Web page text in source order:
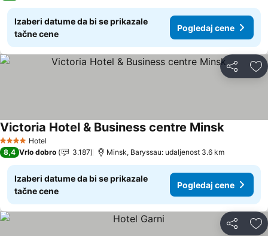
Izaberi datume da bi se prikazale
tačne cene
Pogledaj cene
Deli
4 ZvezdiceHotel
Victoria Hotel & Business centre Minsk
8,4 Vrlo dobro 3.187 Minsk, Baryssau: udaljenost 3.6 km
Izaberi datume da bi se prikazale
tačne cene
Pogledaj cene
Deli